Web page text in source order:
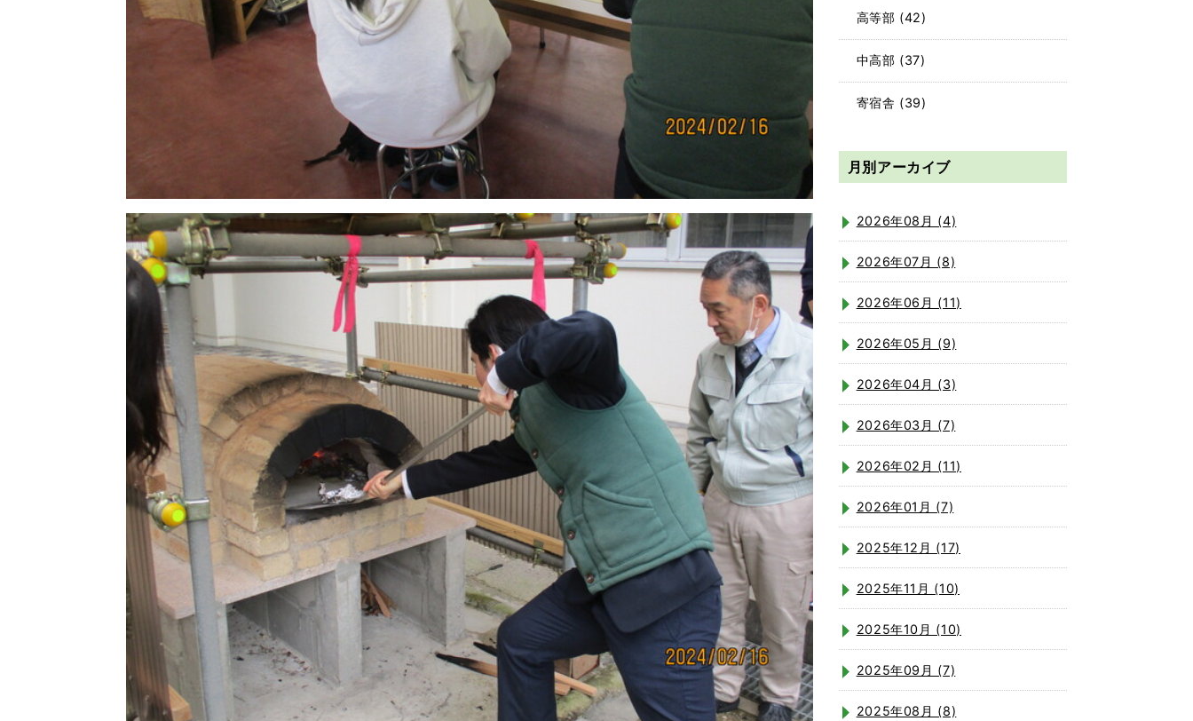
高等部 (42)
中高部 (37)
寄宿舎 (39)
月別アーカイブ
2026年08月 (4)
2026年07月 (8)
2026年06月 (11)
2026年05月 (9)
2026年04月 (3)
2026年03月 (7)
2026年02月 (11)
2026年01月 (7)
2025年12月 (17)
2025年11月 (10)
2025年10月 (10)
2025年09月 (7)
2025年08月 (8)